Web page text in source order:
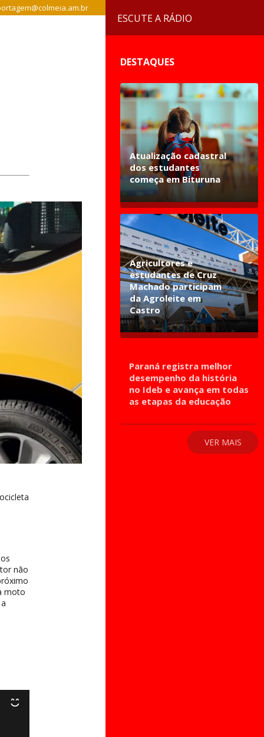
não
moto
ESCUTE A RÁDIO
DESTAQUES
Atualização cadastral
dos estudantes
começa em Bituruna
Agricultores e
estudantes de Cruz
Machado participam
da Agroleite em
Castro
Paraná registra melhor
desempenho da história
no Ideb e avança em todas
as etapas da educação
VER MAIS